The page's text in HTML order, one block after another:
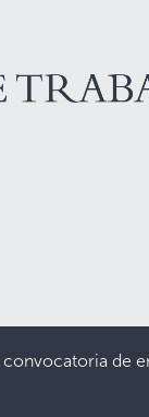
convocatoria de